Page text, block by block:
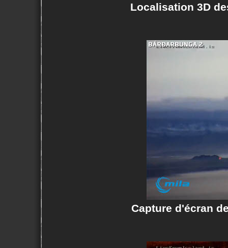
Localisation 3D
Capture d'écran